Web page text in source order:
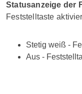
Statusanzeige der
Feststelltaste
Stetig weiß -
Aus -